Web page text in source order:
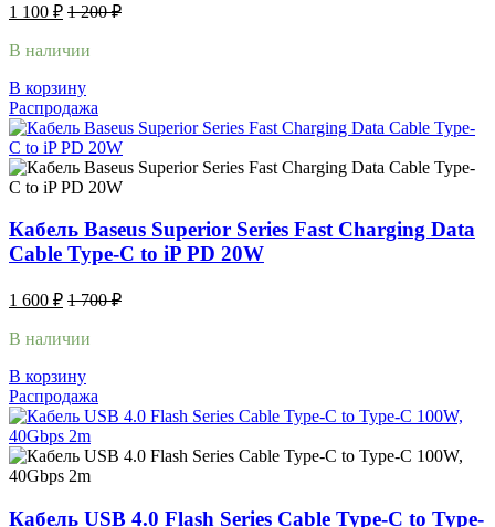
1 100 ₽ 1 200₽
В наличии
В корзину
Распродажа
Кабель Baseus Superior Series Fast Charging Data
Cable Type-C to iP PD 20W
1 600 ₽ 1 700₽
В наличии
В корзину
Распродажа
Кабель USB 4.0 Flash Series Cable Type-C to Type-